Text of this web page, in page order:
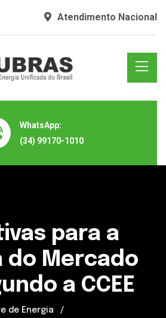
Atendimento Nacional
WhatsApp:
(34) 99170-1010
para a
Mercado
a CCEE
de Energia